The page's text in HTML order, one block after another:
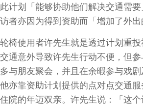
此计划「能够协助他们解决交通需
访者亦因为得到资助而「增加了外出
轮椅使用者许先生就是透过计划重投
交通意外导致许先生行动不便，但
多与朋友聚会，并且在余暇参与戏剧
他亦靠资助计划提供的点对点交通
住院的年迈双亲。许先生说：「这